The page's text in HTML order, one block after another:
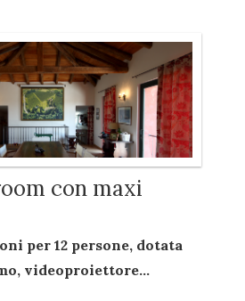
con maxi
per 12 persone, dotata
, videoproiettore...